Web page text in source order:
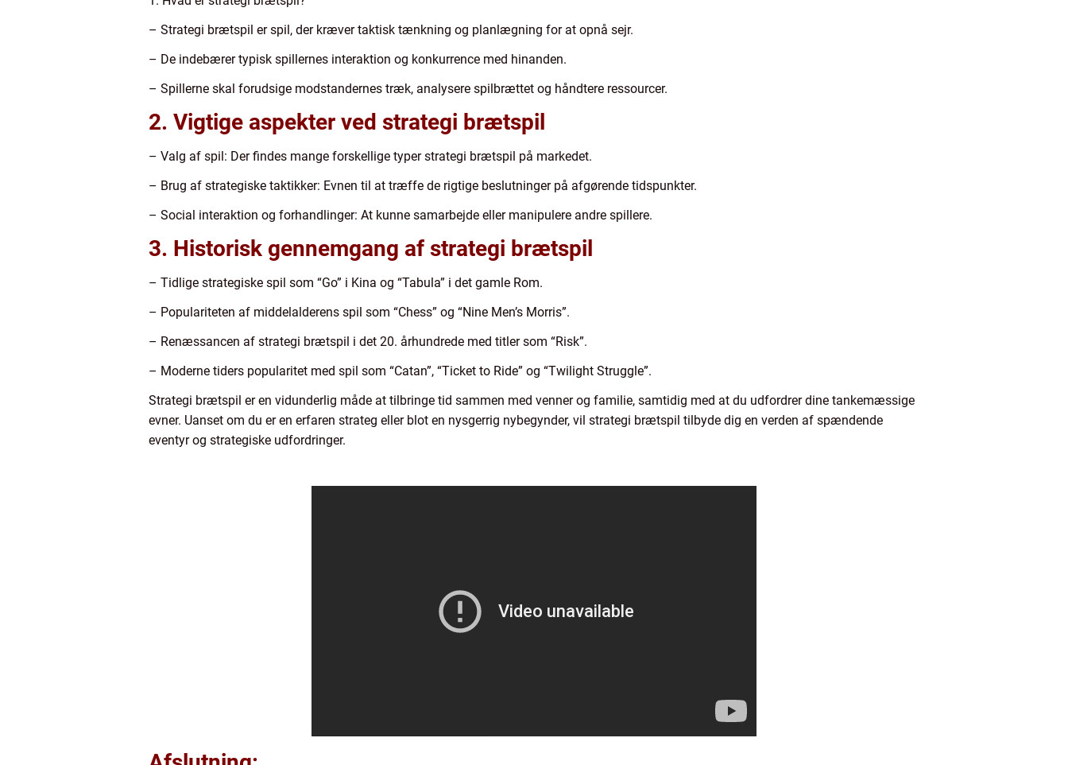
– Strategi brætspil er spil, der kræver taktisk tænkning og planlægning for at opnå sejr.
– De indebærer typisk spillernes interaktion og konkurrence med hinanden.
– Spillerne skal forudsige modstandernes træk, analysere spilbrættet og håndtere ressourcer.
2. Vigtige aspekter ved strategi brætspil
– Valg af spil: Der findes mange forskellige typer strategi brætspil på markedet.
– Brug af strategiske taktikker: Evnen til at træffe de rigtige beslutninger på afgørende tidspunkter.
– Social interaktion og forhandlinger: At kunne samarbejde eller manipulere andre spillere.
3. Historisk gennemgang af strategi brætspil
– Tidlige strategiske spil som “Go” i Kina og “Tabula” i det gamle Rom.
– Populariteten af middelalderens spil som “Chess” og “Nine Men’s Morris”.
– Renæssancen af strategi brætspil i det 20. århundrede med titler som “Risk”.
– Moderne tiders popularitet med spil som “Catan”, “Ticket to Ride” og “Twilight Struggle”.
Strategi brætspil er en vidunderlig måde at tilbringe tid sammen med venner og familie, samtidig med at du udfordrer dine tankemæssige
evner. Uanset om du er en erfaren strateg eller blot en nysgerrig nybegynder, vil strategi brætspil tilbyde dig en verden af spændende
eventyr og strategiske udfordringer.